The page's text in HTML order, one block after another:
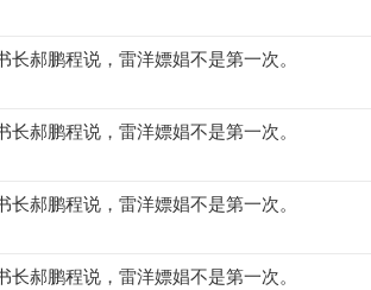
长郝鹏程说，雷洋嫖娼不是第一次。
长郝鹏程说，雷洋嫖娼不是第一次。
长郝鹏程说，雷洋嫖娼不是第一次。
长郝鹏程说，雷洋嫖娼不是第一次。